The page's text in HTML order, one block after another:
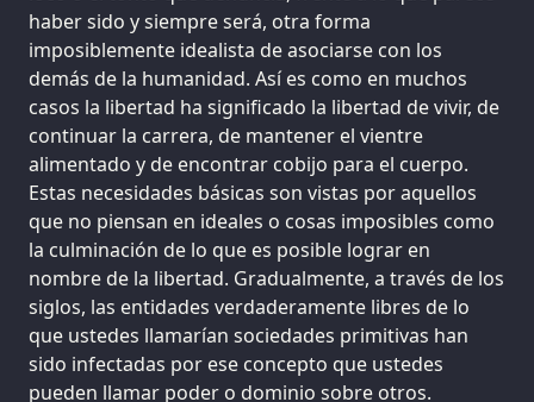
haber sido y siempre será, otra forma
imposiblemente idealista de asociarse con los
demás de la humanidad. Así es como en muchos
casos la libertad ha significado la libertad de vivir, de
continuar la carrera, de mantener el vientre
alimentado y de encontrar cobijo para el cuerpo.
Estas necesidades básicas son vistas por aquellos
que no piensan en ideales o cosas imposibles como
la culminación de lo que es posible lograr en
nombre de la libertad. Gradualmente, a través de los
siglos, las entidades verdaderamente libres de lo
que ustedes llamarían sociedades primitivas han
sido infectadas por ese concepto que ustedes
pueden llamar poder o dominio sobre otros.